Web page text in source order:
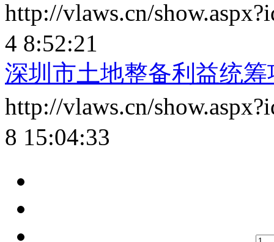
http://vlaws.cn/
4 8:52:21
深圳市土地整备利益统
http://vlaws.cn/
8 15:04:33